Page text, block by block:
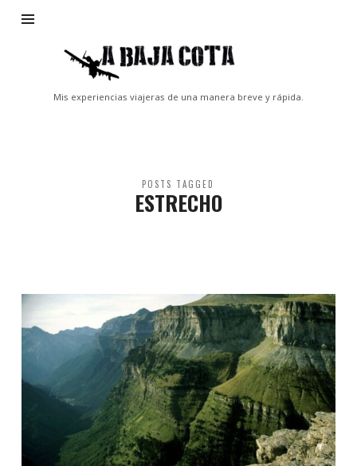
Baja
Cota
Mis experiencias viajeras de una manera breve y rápida.
POSTS TAGGED
ESTRECHO